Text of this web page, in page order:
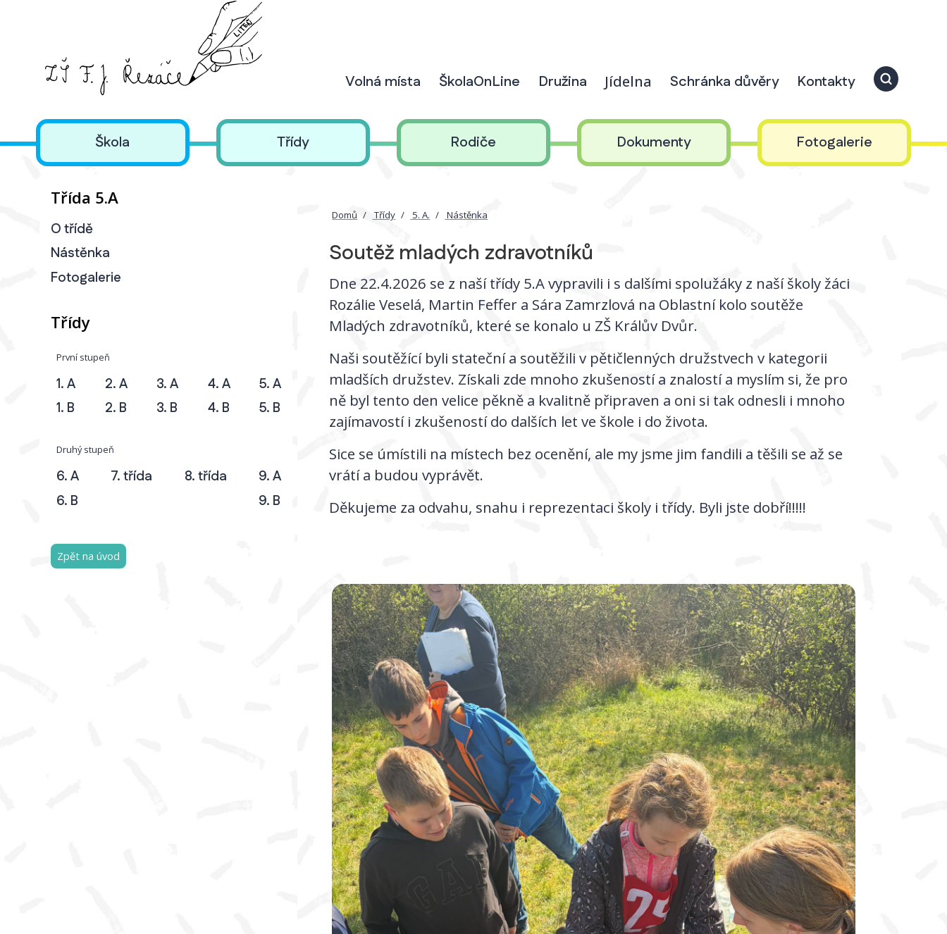
Volná místa ŠkolaOnLine Družina Jídelna Schránka důvěry Kontakty
Škola Třídy Rodiče Dokumenty Fotogalerie
Třída 5.A
O třídě
Nástěnka
Fotogalerie
Třídy
První stupeň
1. A
1. B
2. A
2. B
3. A
3. B
4. A
4. B
5. A
5. B
Druhý stupeň
6. A
6. B
7. třída 8. třída
9. A
9. B
Zpět na úvod
Domů Třídy 5. A. Nástěnka
Soutěž mladých zdravotníků
Dne 22.4.2026 se z naší třídy 5.A vypravili i s dalšími spolužáky z naší školy žáci
Rozálie Veselá, Martin Feffer a Sára Zamrzlová na Oblastní kolo soutěže
Mladých zdravotníků, které se konalo u ZŠ Králův Dvůr.
Naši soutěžící byli stateční a soutěžili v pětičlenných družstvech v kategorii
mladších družstev. Získali zde mnoho zkušeností a znalostí a myslím si, že pro
ně byl tento den velice pěkně a kvalitně připraven a oni si tak odnesli i mnoho
zajímavostí i zkušeností do dalších let ve škole i do života.
Sice se úmístili na místech bez ocenění, ale my jsme jim fandili a těšili se až se
vrátí a budou vyprávět.
Děkujeme za odvahu, snahu i reprezentaci školy i třídy. Byli jste dobří!!!!!